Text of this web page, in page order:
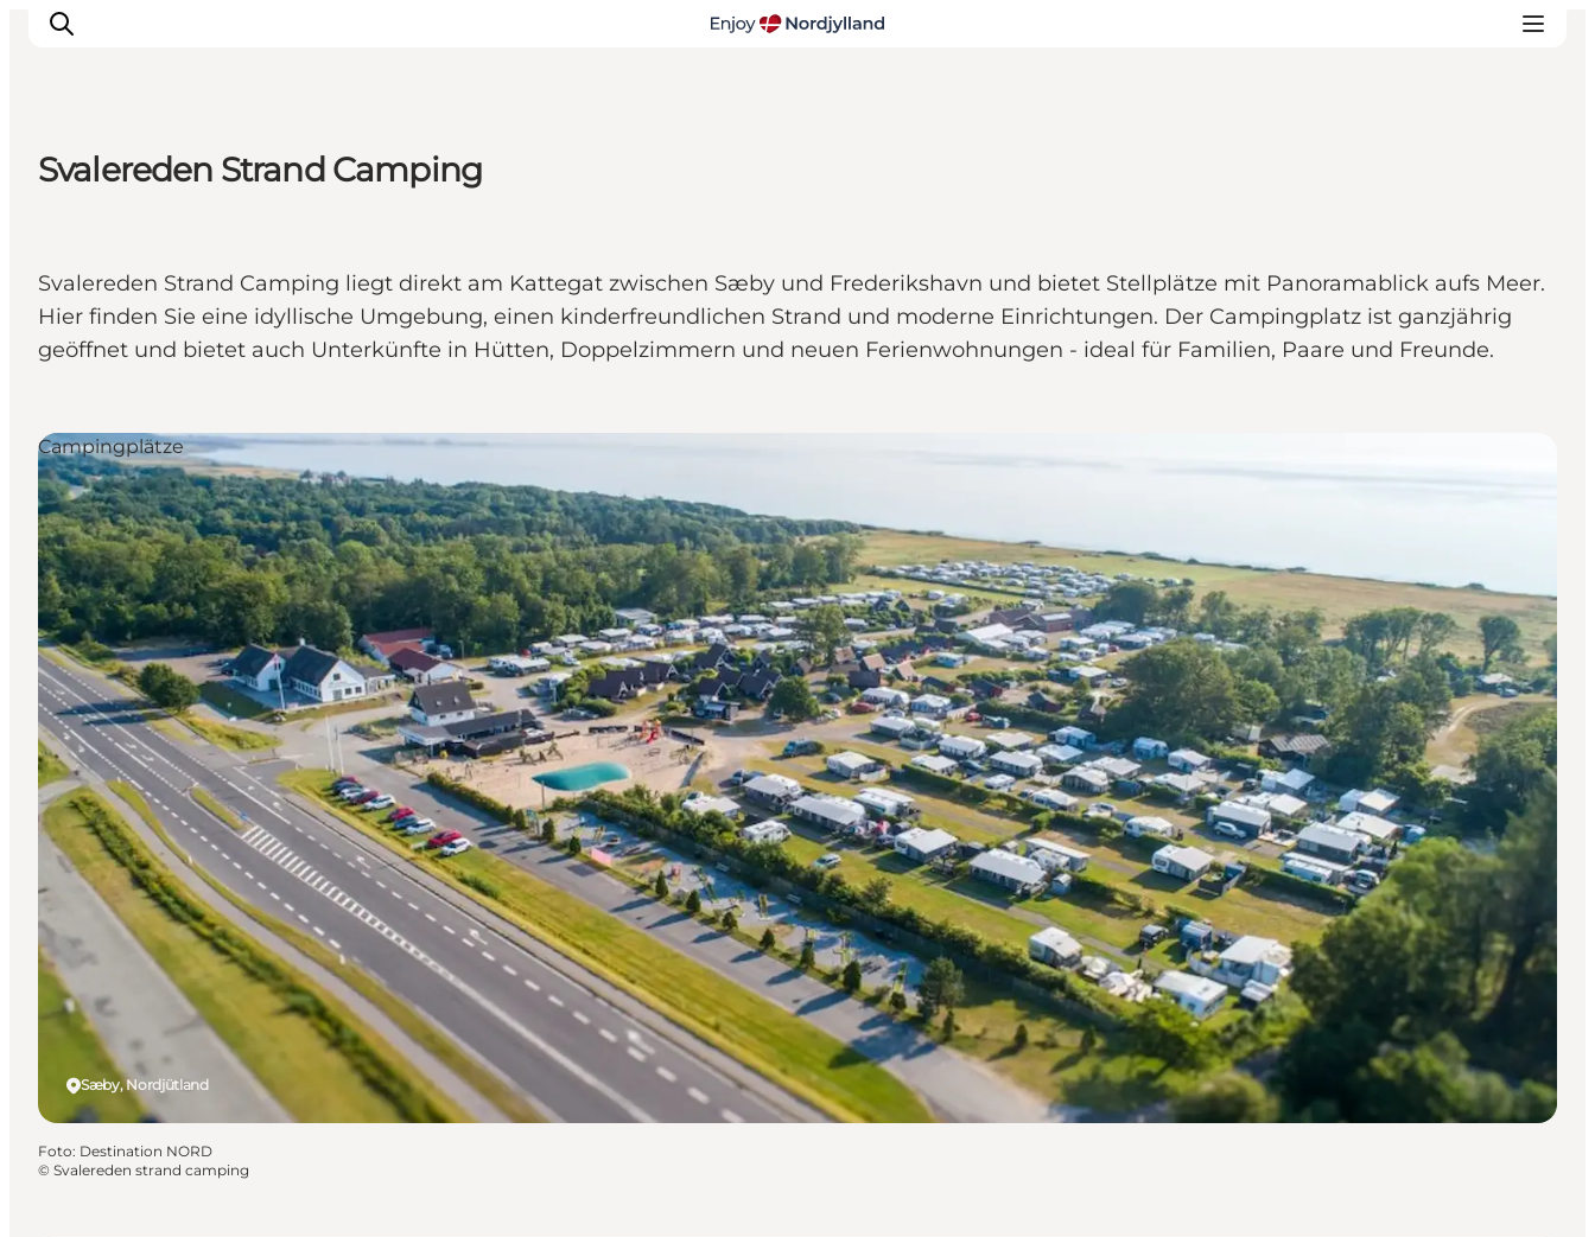
Destinationen
Guides
Veranstaltungen
Für Kinder
Svalereden Strand Camping
Svalereden Strand Camping liegt direkt am Kattegat zwischen Sæby und Frederikshavn und bietet Stellplätze mit Panoramablick aufs Meer.
Hier finden Sie eine idyllische Umgebung, einen kinderfreundlichen Strand und moderne Einrichtungen. Der Campingplatz ist ganzjährig
geöffnet und bietet auch Unterkünfte in Hütten, Doppelzimmern und neuen Ferienwohnungen - ideal für Familien, Paare und Freunde.
Sæby, Nordjütland
Campingplätze
Foto: Destination NORD
© Svalereden strand camping